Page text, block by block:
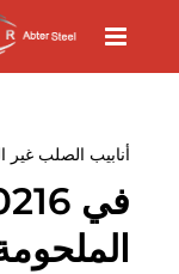
أنابيب الصلب غير